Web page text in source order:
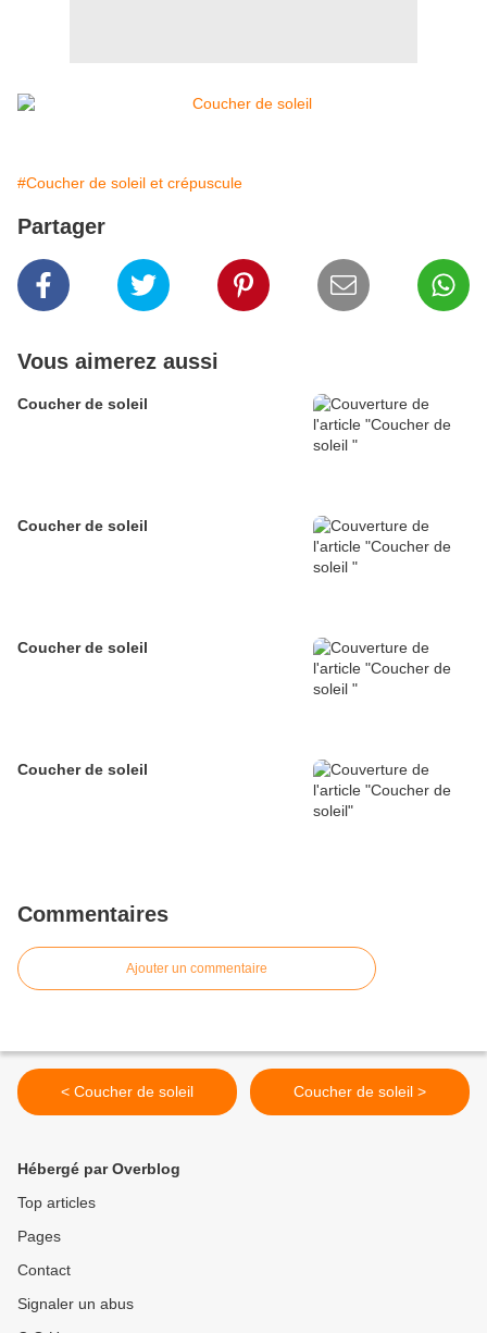
#Coucher de soleil et crépuscule
Partager
Vous aimerez aussi
Coucher de soleil
Coucher de soleil
Coucher de soleil
Coucher de soleil
Commentaires
Ajouter un commentaire
< Coucher de soleil Coucher de soleil >
Hébergé par Overblog
Top articles
Pages
Contact
Signaler un abus